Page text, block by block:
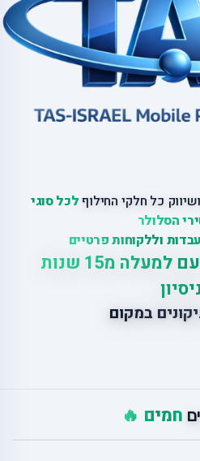
כל חלקי החילוףלכל סוגי
הסלולר
וללקוחות פרטיים
מובילים בסלולר עם למעלה מ15 שנות
במקום
חמים 🔥